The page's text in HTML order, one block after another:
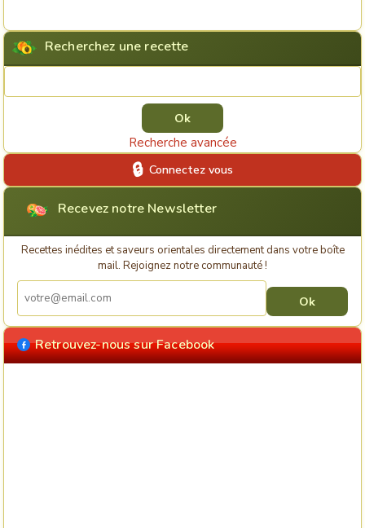
Recherchez une recette
Recherche avancée
Connectez vous
Recevez notre Newsletter
Recettes inédites et saveurs orientales directement dans votre boîte
mail. Rejoignez notre communauté !
Retrouvez-nous sur Facebook